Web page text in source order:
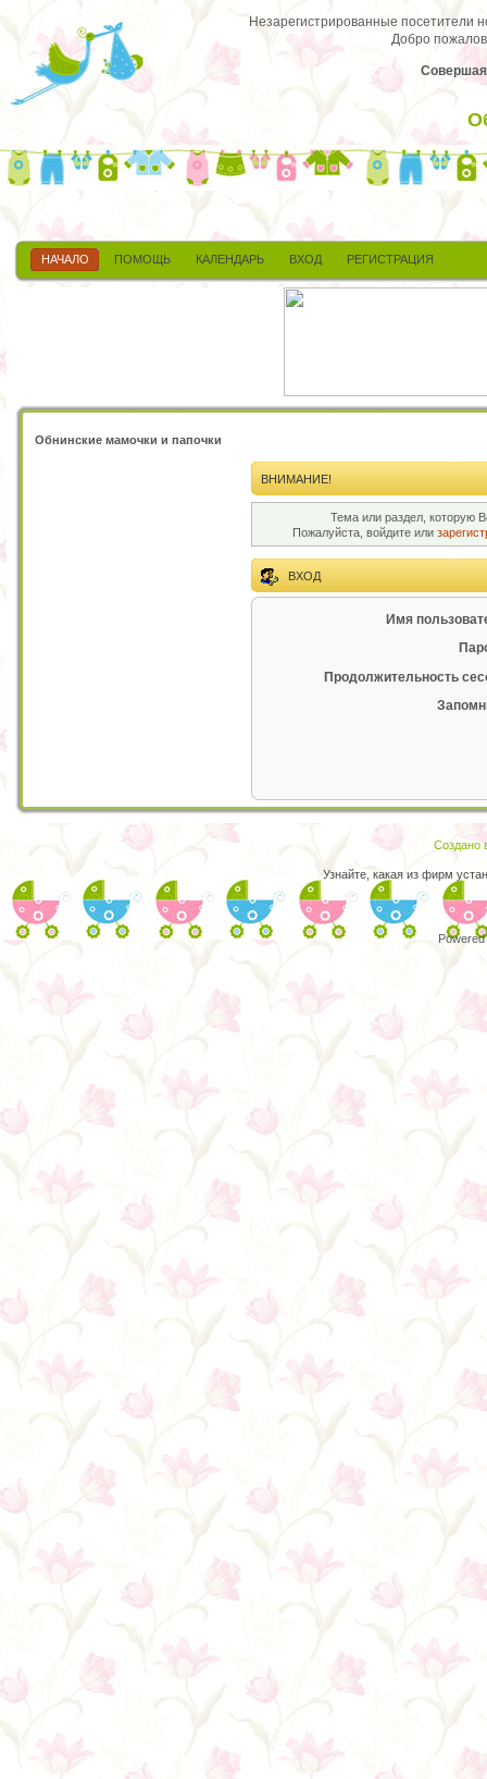
Незарегистрированные посетители
Добро
Совершая
НАЧАЛО ПОМОЩЬ КАЛЕНДАРЬ ВХОД РЕГИСТРАЦИЯ
Обнинские мамочки и папочки
ВНИМАНИЕ!
Тема или раздел, которую
Пожалуйста, войдите или
ВХОД
Имя
Продолжительность
Создано
Узнайте, какая из фирм